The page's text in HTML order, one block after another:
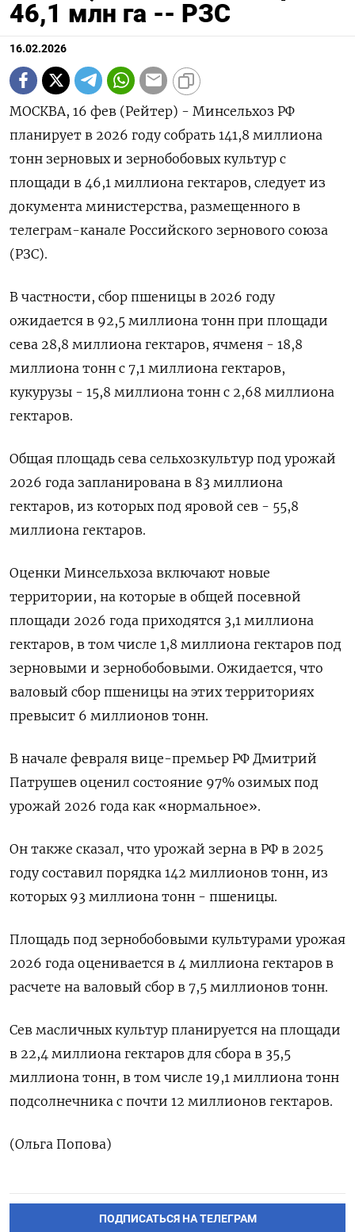
46,1 млн га -- РЗС
16.02.2026
МОСКВА, 16 фев (Рейтер) - Минсельхоз РФ
планирует в 2026 году собрать 141,8 миллиона
тонн зерновых и зернобобовых культур с
площади в 46,‌1 миллиона гектаров, следует из
документа министерства, размещенного в
телеграм-канале Российского зернового союза
(РЗС).
В частности, сбор пшеницы в 2026 году
ожидается ​в 92,5 миллиона ​тонн при ​площади
сева 28,⁠8 миллиона гектаров, ячменя - 18,8
миллиона ‌тонн с 7,1 миллиона ‌гектаров,
кукурузы - 15,8 миллиона тонн с 2,68 миллиона
гектаров.
Общая ​площадь сева сельхозкультур под урожай
2026 года запланирована в ‌83 миллиона
гектаров, из которых под яровой сев - 55,​8
миллиона гектаров.
Оценки Минсельхоза включают новые
территории, на которые ‌в общей посевной
площади 2026 года приходятся 3,1 миллиона
гектаров, в том числе 1,8 миллиона гектаров ​под
зерновыми ​и зернобобовыми. Ожидается, что
‌валовый сбор пшеницы на этих территориях
превысит 6 миллионов тонн.
В ​начале февраля вице-премьер РФ Дмитрий
Патрушев оценил состояние 97% озимых под
урожай 2026 года как «нормальное».
Он также сказал, что урожай зерна в РФ в 2025
году составил порядка 142 миллионов тонн, из
которых 93 миллиона тонн - пшеницы.
Площадь под зернобобовыми культурами ​урожая
2026 года оценивается ⁠в 4 миллиона гектаров в
расчете на валовый сбор в 7,5 миллионов тонн.
Сев ‌масличных культур планируется на площади
в 22,4 ‌миллиона гектаров для сбора в 35,5
миллиона тонн, в ​том числе 19,1 миллиона тонн
подсолнечника с ‌почти 12 миллионов гектаров.
(Ольга Попова)
ПОДПИСАТЬСЯ НА ТЕЛЕГРАМ